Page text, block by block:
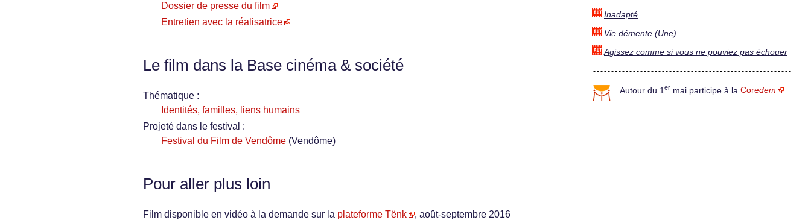
Dossier de presse du film
Entretien avec la réalisatrice
Le film dans la Base cinéma & société
Thématique :
Identités, familles, liens humains
Projeté dans le festival :
Festival du Film de Vendôme (Vendôme)
Pour aller plus loin
Film disponible en vidéo à la demande sur la plateforme Tënk , août-septembre 2016
Inadapté
Vie démente (Une)
Agissez comme si vous ne pouviez pas échouer
Autour du 1 er mai participe à la Coredem